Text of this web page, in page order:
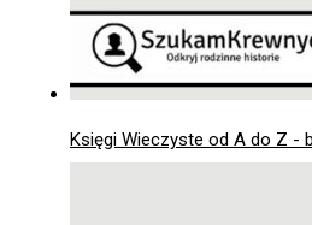
Księgi Wieczyste od A do Z -